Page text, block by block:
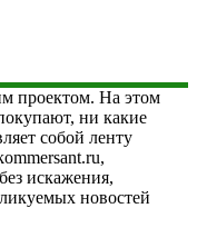
проектом. На этом
ни какие
собой ленту
искажения,
новостей